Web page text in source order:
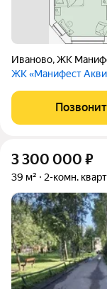
Иваново,ЖК
ЖК «Манифест
3 300 000 ₽
39 м² 2-комн.